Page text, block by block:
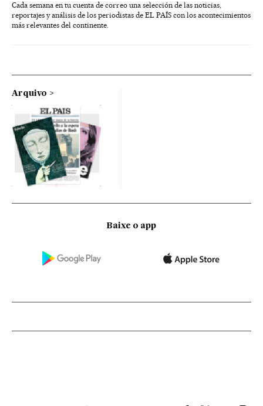
Cada semana en tu cuenta de correo una selección de las noticias,
reportajes y análisis de los periodistas de EL PAÍS con los acontecimientos
más relevantes del continente.
Arquivo
Baixe o app